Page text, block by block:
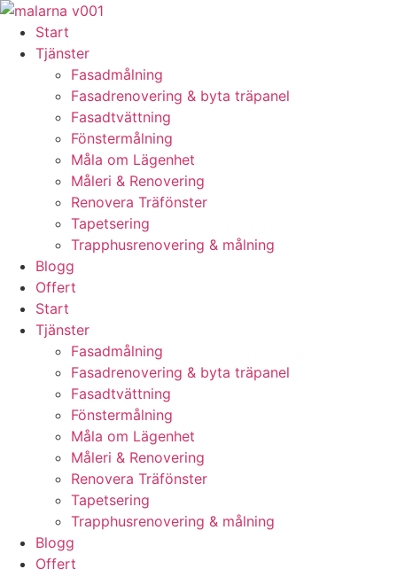
Skip
content
Start
Tjänster
Fasadmålning
Fasadrenovering & byta träpanel
Fasadtvättning
Fönstermålning
Måla om Lägenhet
Måleri & Renovering
Renovera Träfönster
Tapetsering
Trapphusrenovering & målning
Blogg
Offert
Start
Tjänster
Fasadmålning
Fasadrenovering & byta träpanel
Fasadtvättning
Fönstermålning
Måla om Lägenhet
Måleri & Renovering
Renovera Träfönster
Tapetsering
Trapphusrenovering & målning
Blogg
Offert